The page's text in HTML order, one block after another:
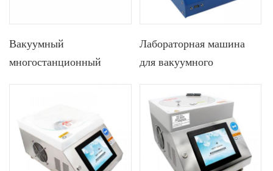
Вакуумный
многостанционный
удаления растворителей
с центрифугирующим
устройством,
Лабораторная машина
для вакуумного
сенсорным экраном 4,3
дюйма и вакуумным
куском, используемая в
перчаточном боксе для